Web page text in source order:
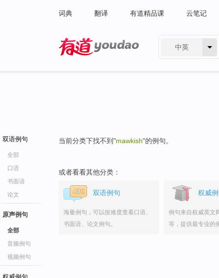
词典 翻译 有道精品课 云笔记
中英
双语例句
全部
口语
书面语
论文
原声例句
全部
音频例句
视频例句
当前分类下找不到"mawkish"的例句。
或者看看其他分类：
双语例句
海量例句，可以按难度查看口语、
书面语、论文例句。
权威
例句来自权威英文
等，提供最专业的